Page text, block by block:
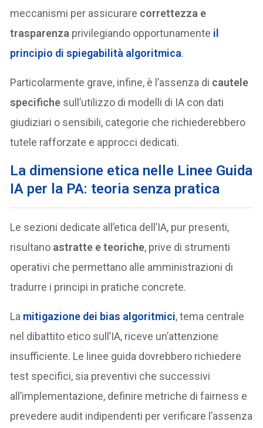
meccanismi per assicurare correttezza e
trasparenza privilegiando opportunamente il
principio di spiegabilità algoritmica.
Particolarmente grave, infine, è l’assenza di cautele
specifiche sull’utilizzo di modelli di IA con dati
giudiziari o sensibili, categorie che richiederebbero
tutele rafforzate e approcci dedicati.
La dimensione etica nelle Linee Guida
IA per la PA: teoria senza pratica
Le sezioni dedicate all’etica dell’IA, pur presenti,
risultano astratte e teoriche, prive di strumenti
operativi che permettano alle amministrazioni di
tradurre i principi in pratiche concrete.
La mitigazione dei bias algoritmici, tema centrale
nel dibattito etico sull’IA, riceve un’attenzione
insufficiente. Le linee guida dovrebbero richiedere
test specifici, sia preventivi che successivi
all’implementazione, definire metriche di fairness e
prevedere audit indipendenti per verificare l’assenza